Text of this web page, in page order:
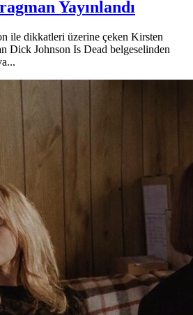
Yayınlandı
ile dikkatleri üzerine çeken Kirsten
Dick Johnson Is Dead belgeselinden